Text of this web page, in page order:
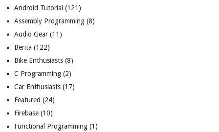
Android Tutorial (121)
Assembly Programming(8)
Audio Gear(11)
Berita (122)
Bike Enthusiasts(8)
C Programming(2)
Car Enthusiasts(17)
Featured (24)
Firebase(10)
Functional Programming(1)